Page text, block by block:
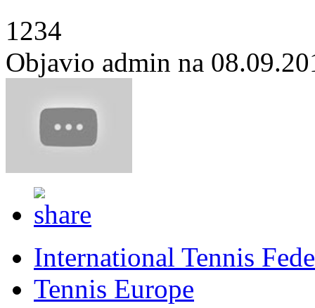
1234
Objavio admin na
International Tennis
Tennis Europe